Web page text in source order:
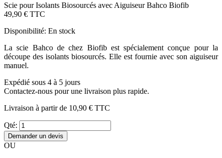
Scie pour Isolants Biosourcés avec Aiguiseur Bahco Biofib
49,90 € TTC
Disponibilité: En stock
La scie Bahco de chez Biofib est spécialement conçue pour la
découpe des isolants biosourcés. Elle est fournie avec son aiguiseur
manuel.
Expédié sous 4 à 5 jours
Contactez-nous pour une livraison plus rapide.
Livraison à partir de 10,90 € TTC
Qté:
Demander un devis
OU